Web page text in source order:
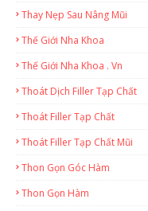
Thay Nẹp Sau Nâng Mũi
Thế Giới Nha Khoa
Thế Giới Nha Khoa . Vn
Thoát Dịch Filler Tạp Chất
Thoát Filler Tạp Chất
Thoát Filler Tạp Chất Mũi
Thon Gọn Góc Hàm
Thon Gọn Hàm